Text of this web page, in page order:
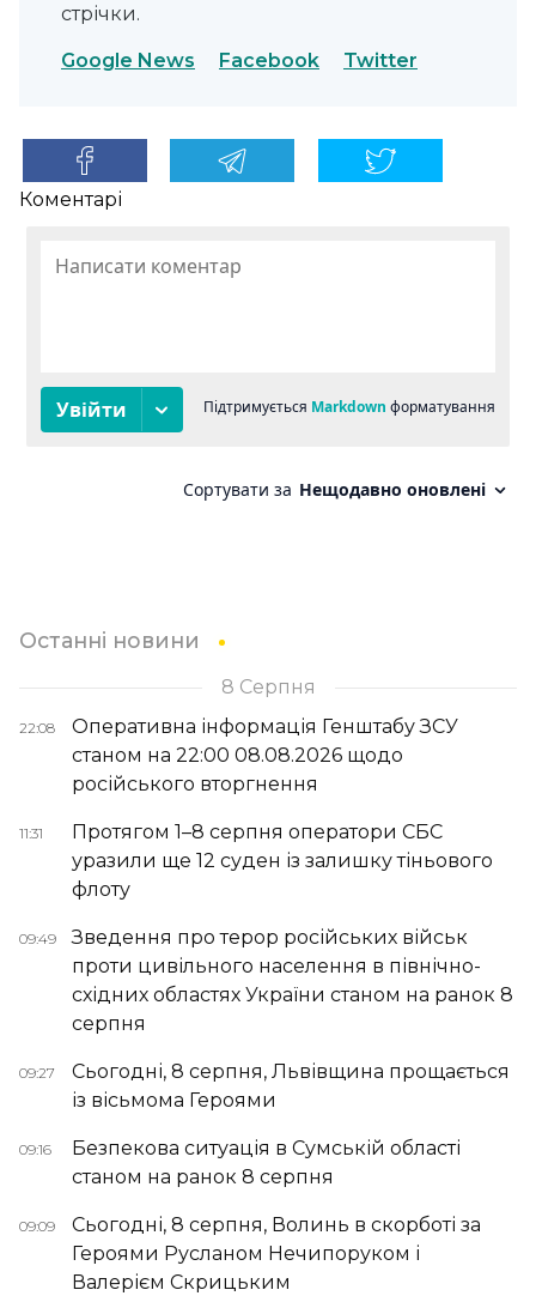
стрічки.
Google News Facebook Twitter
Коментарі
Останні новини
8 Серпня
22:08
Оперативна інформація Генштабу ЗСУ
станом на 22:00 08.08.2026 щодо
російського вторгнення
11:31
Протягом 1–8 серпня оператори СБС
уразили ще 12 суден із залишку тіньового
флоту
09:49
Зведення про терор російських військ
проти цивільного населення в північно-
східних областях України станом на ранок 8
серпня
09:27
Сьогодні, 8 серпня, Львівщина прощається
із вісьмома Героями
09:16
Безпекова ситуація в Сумській області
станом на ранок 8 серпня
09:09
Сьогодні, 8 серпня, Волинь в скорботі за
Героями Русланом Нечипоруком і
Валерієм Скрицьким